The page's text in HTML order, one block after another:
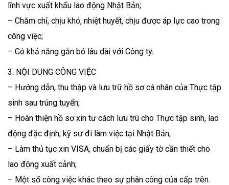
lĩnh vực xuất khẩu lao động Nhật Bản;
– Chăm chỉ, chịu khó, nhiệt huyết, chịu được áp lực cao trong
công việc;
– Có khả năng gắn bó lâu dài với Công ty.
3. NỘI DUNG CÔNG VIỆC
– Hướng dẫn, thu thập và lưu trữ hồ sơ cá nhân của Thực tập
sinh sau trúng tuyển;
– Hoàn thiện hồ sơ xin tư cách lưu trú cho Thực tập sinh, lao
động đặc định, kỹ sư đi làm việc tại Nhật Bản;
– Làm thủ tục xin VISA, chuẩn bị các giấy tờ cần thiết cho
lao động xuất cảnh;
– Một số công việc khác theo sự phân công của cấp trên.